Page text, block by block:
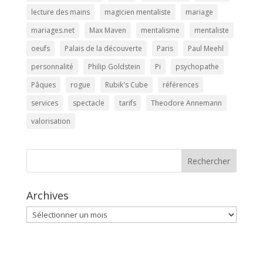
lecture des mains
magicien mentaliste
mariage
mariages.net
Max Maven mentalisme
mentaliste
oeufs
Palais de la découverte Paris
Paul Meehl
personnalité
Philip Goldstein Pi
psychopathe
Pâques
rogue Rubik's Cube
références
services
spectacle tarifs
Theodore Annemann
valorisation
Rechercher
Archives
Archives